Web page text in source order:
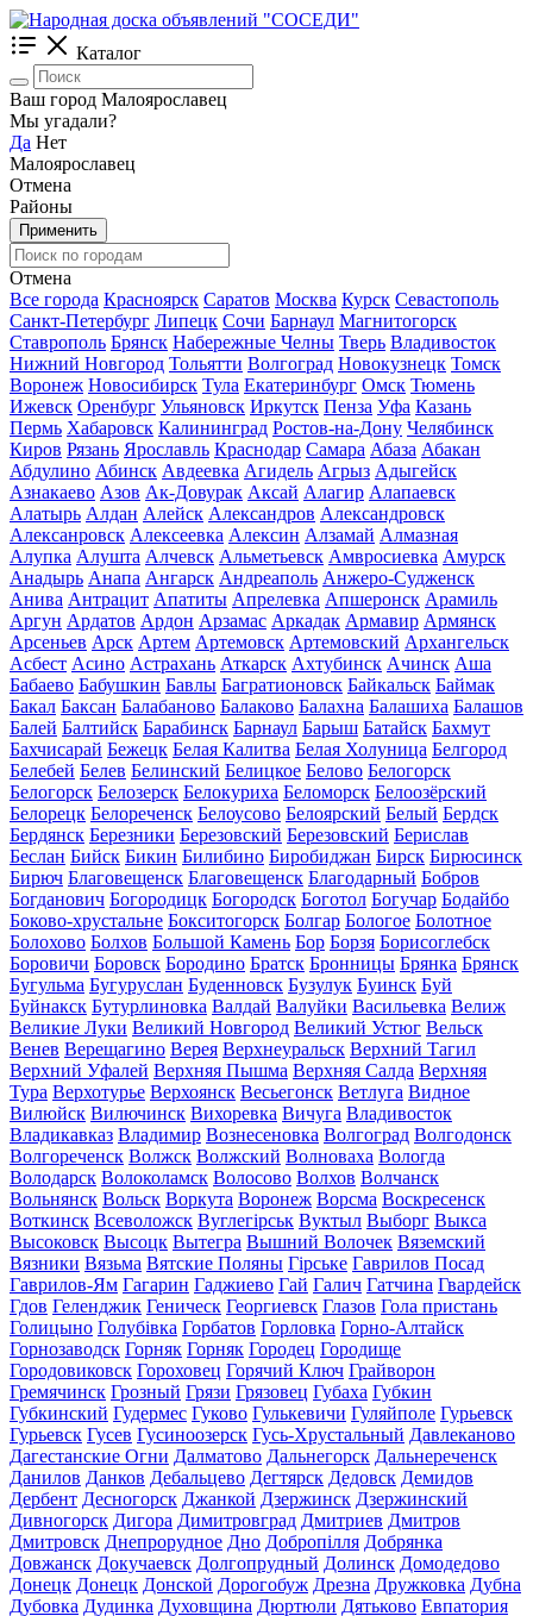
Каталог
Ваш город Малоярославец
Мы угадали?
Да Нет
Малоярославец
Отмена
Районы
Применить
Отмена
Все города Красноярск Саратов Москва Курск Севастополь
Санкт-Петербург Липецк Сочи Барнаул Магнитогорск
Ставрополь Брянск Набережные Челны Тверь Владивосток
Нижний Новгород Тольятти Волгоград Новокузнецк Томск
Воронеж Новосибирск Тула Екатеринбург Омск Тюмень
Ижевск Оренбург Ульяновск Иркутск Пенза Уфа Казань
Пермь Хабаровск Калининград Ростов-на-Дону Челябинск
Киров Рязань Ярославль Краснодар Самара Абаза Абакан
Абдулино Абинск Авдеевка Агидель Агрыз Адыгейск
Азнакаево Азов Ак-Довурак Аксай Алагир Алапаевск
Алатырь Алдан Алейск Александров Александровск
Алексанровск Алексеевка Алексин Алзамай Алмазная
Алупка Алушта Алчевск Альметьевск Амвросиевка Амурск
Анадырь Анапа Ангарск Андреаполь Анжеро-Судженск
Анива Антрацит Апатиты Апрелевка Апшеронск Арамиль
Аргун Ардатов Ардон Арзамас Аркадак Армавир Армянск
Арсеньев Арск Артем Артемовск Артемовский Архангельск
Асбест Асино Астрахань Аткарск Ахтубинск Ачинск Аша
Бабаево Бабушкин Бавлы Багратионовск Байкальск Баймак
Бакал Баксан Балабаново Балаково Балахна Балашиха Балашов
Балей Балтийск Барабинск Барнаул Барыш Батайск Бахмут
Бахчисарай Бежецк Белая Калитва Белая Холуница Белгород
Белебей Белев Белинский Белицкое Белово Белогорск
Белогорск Белозерск Белокуриха Беломорск Белоозёрский
Белорецк Белореченск Белоусово Белоярский Белый Бердск
Бердянск Березники Березовский Березовский Берислав
Беслан Бийск Бикин Билибино Биробиджан Бирск Бирюсинск
Бирюч Благовещенск Благовещенск Благодарный Бобров
Богданович Богородицк Богородск Боготол Богучар Бодайбо
Боково-хрустальне Бокситогорск Болгар Бологое Болотное
Болохово Болхов Большой Камень Бор Борзя Борисоглебск
Боровичи Боровск Бородино Братск Бронницы Брянка Брянск
Бугульма Бугуруслан Буденновск Бузулук Буинск Буй
Буйнакск Бутурлиновка Валдай Валуйки Васильевка Велиж
Великие Луки Великий Новгород Великий Устюг Вельск
Венев Верещагино Верея Верхнеуральск Верхний Тагил
Верхний Уфалей Верхняя Пышма Верхняя Салда Верхняя
Тура Верхотурье Верхоянск Весьегонск Ветлуга Видное
Вилюйск Вилючинск Вихоревка Вичуга Владивосток
Владикавказ Владимир Вознесеновка Волгоград Волгодонск
Волгореченск Волжск Волжский Волноваха Вологда
Володарск Волоколамск Волосово Волхов Волчанск
Вольнянск Вольск Воркута Воронеж Ворсма Воскресенск
Воткинск Всеволожск Вуглегірськ Вуктыл Выборг Выкса
Высоковск Высоцк Вытегра Вышний Волочек Вяземский
Вязники Вязьма Вятские Поляны Гірське Гаврилов Посад
Гаврилов-Ям Гагарин Гаджиево Гай Галич Гатчина Гвардейск
Гдов Геленджик Геническ Георгиевск Глазов Гола пристань
Голицыно Голубівка Горбатов Горловка Горно-Алтайск
Горнозаводск Горняк Горняк Городец Городище
Городовиковск Гороховец Горячий Ключ Грайворон
Гремячинск Грозный Грязи Грязовец Губаха Губкин
Губкинский Гудермес Гуково Гулькевичи Гуляйполе Гурьевск
Гурьевск Гусев Гусиноозерск Гусь-Хрустальный Давлеканово
Дагестанские Огни Далматово Дальнегорск Дальнереченск
Данилов Данков Дебальцево Дегтярск Дедовск Демидов
Дербент Десногорск Джанкой Дзержинск Дзержинский
Дивногорск Дигора Димитровград Дмитриев Дмитров
Дмитровск Днепрорудное Дно Добропілля Добрянка
Довжанск Докучаевск Долгопрудный Долинск Домодедово
Донецк Донецк Донской Дорогобуж Дрезна Дружковка Дубна
Дубовка Дудинка Духовщина Дюртюли Дятьково Евпатория